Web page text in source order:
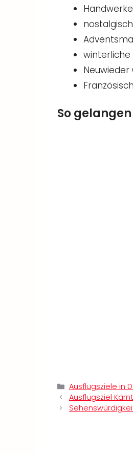
So
Kategorien
Ausflugsziele in
Ausflugsziel